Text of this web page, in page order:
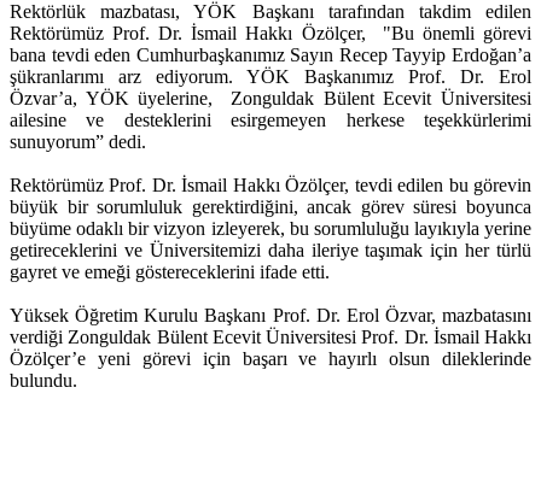
Rektörlük mazbatası, YÖK Başkanı tarafından takdim edilen
Rektörümüz Prof. Dr. İsmail Hakkı Özölçer, "Bu önemli görevi
bana tevdi eden Cumhurbaşkanımız Sayın Recep Tayyip Erdoğan’a
şükranlarımı arz ediyorum. YÖK Başkanımız Prof. Dr. Erol
Özvar’a, YÖK üyelerine, Zonguldak Bülent Ecevit Üniversitesi
ailesine ve desteklerini esirgemeyen herkese teşekkürlerimi
sunuyorum” dedi.
Rektörümüz Prof. Dr. İsmail Hakkı Özölçer, tevdi edilen bu görevin
büyük bir sorumluluk gerektirdiğini, ancak görev süresi boyunca
büyüme odaklı bir vizyon izleyerek, bu sorumluluğu layıkıyla yerine
getireceklerini ve Üniversitemizi daha ileriye taşımak için her türlü
gayret ve emeği göstereceklerini ifade etti.
Yüksek Öğretim Kurulu Başkanı Prof. Dr. Erol Özvar, mazbatasını
verdiği Zonguldak Bülent Ecevit Üniversitesi Prof. Dr. İsmail Hakkı
Özölçer’e yeni görevi için başarı ve hayırlı olsun dileklerinde
bulundu.